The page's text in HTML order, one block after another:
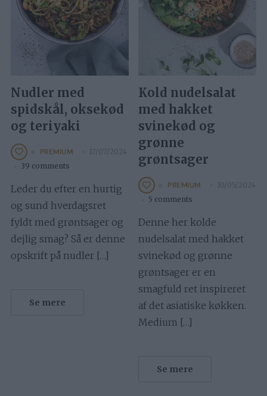
Nudler med
spidskål, oksekød
og teriyaki
PREMIUM
17/07/2024
39 comments
Leder du efter en hurtig
og sund hverdagsret
fyldt med grøntsager og
dejlig smag? Så er denne
opskrift på nudler […]
Se mere
Kold nudelsalat
med hakket
svinekød og
grønne
grøntsager
PREMIUM
10/05/2024
5 comments
Denne her kolde
nudelsalat med hakket
svinekød og grønne
grøntsager er en
smagfuld ret inspireret
af det asiatiske køkken.
Medium […]
Se mere